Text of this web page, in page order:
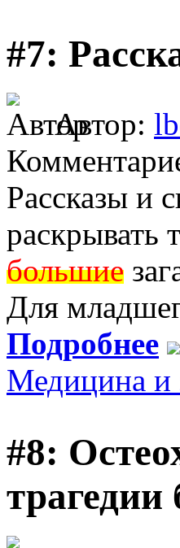
#7:
Автор:
Рассказы и
раскрывать
большие
Для
Подробнее
Медицина и
#8:
трагедии